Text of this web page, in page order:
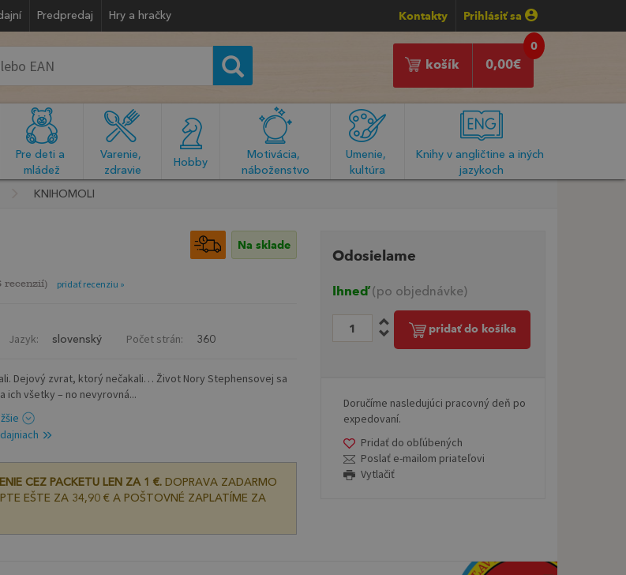
Predpredaj Hry a hračky Kontakty Prihlásiť sa
0
0,00€
košík
Pre deti a
mládež
Varenie,
zdravie
Hobby
Motivácia,
náboženstvo
Umenie,
kultúra
Knihy v angličtine a iných
jazykoch
KNIHOMOLI
Na sklade
recenzií) pridať recenziu »
Jazyk: slovenský Počet strán: 360
Dejový zvrat, ktorý nečakali… Život Nory Stephensovej sa
ich všetky – no nevyrovná...
CEZ PACKETU LEN ZA 1 €.DOPRAVA ZADARMO
EŠTE ZA 34,90 € A POŠTOVNÉ ZAPLATÍME ZA
Odosielame
Ihneď(po objednávke)
pridať do košíka
Doručíme nasledujúci pracovný deň po
expedovaní.
Pridať do obľúbených
Poslať e-mailom priateľovi
Vytlačiť